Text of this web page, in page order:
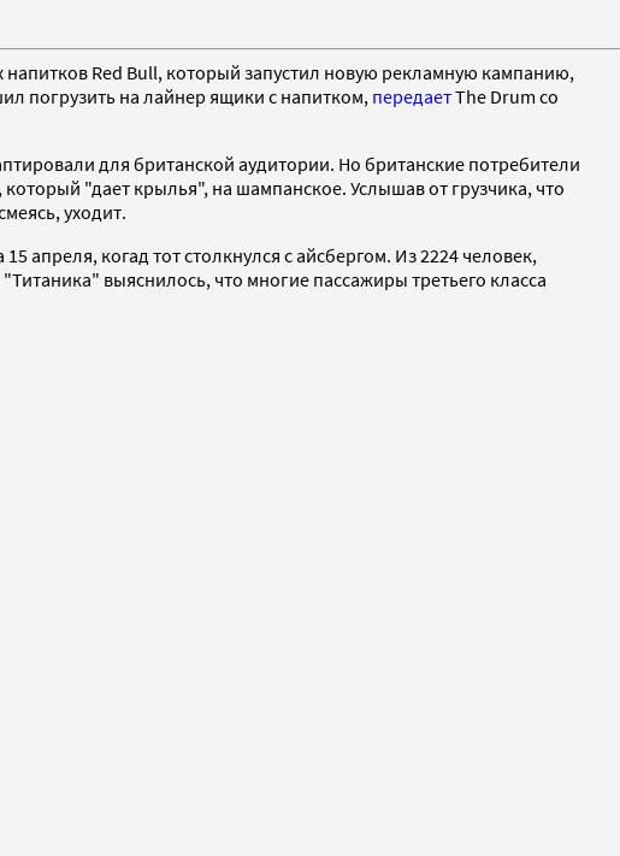
Red Bull, который запустил новую рекламную кампанию,
погрузить на лайнер ящики с напитком, передаетThe Drum со
для британской аудитории. Но британские потребители
"дает крылья", на шампанское. Услышав от грузчика, что
уходит.
апреля, когад тот столкнулся с айсбергом. Из 2224 человек,
выяснилось, что многие пассажиры третьего класса